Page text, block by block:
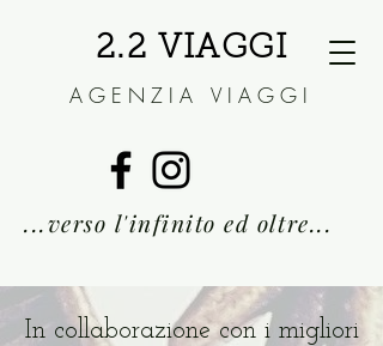
2.2 VIAGGI
AGENZIA VIAGGI
...verso l'infinito ed oltre...
In collaborazione con i migliori